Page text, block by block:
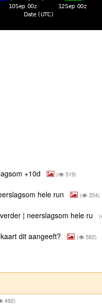
+10d ( 519)
hele run ( 354)
| neerslagsom hele ru (
dit aangeeft? ( 582)
492)